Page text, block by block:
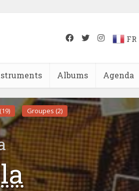
FR
Albums Agenda
Groupes (2)